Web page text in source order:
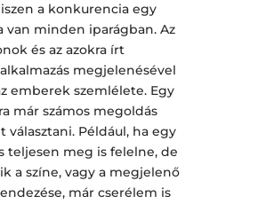
a konkurencia egy
van minden iparágban. Az
és az azokra írt
megjelenésével
emberek szemlélete. Egy
már számos megoldás
választani. Például, ha egy
teljesen meg is felelne, de
a színe, vagy a megjelenő
már cserélem is